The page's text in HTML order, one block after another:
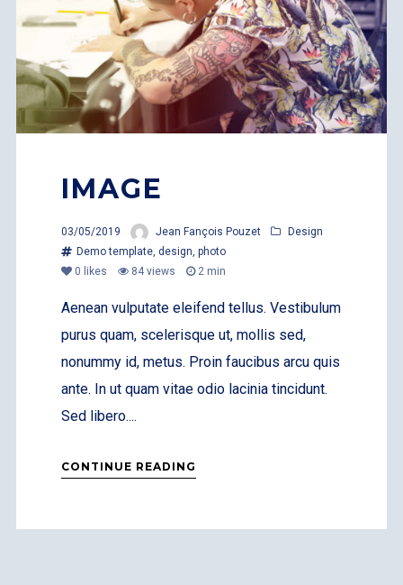
IMAGE
03/05/2019 Jean Fançois Pouzet
Design
Demo template, design, photo
0 likes 84 views 2 min
Aenean vulputate eleifend tellus. Vestibulum
purus quam, scelerisque ut, mollis sed,
nonummy id, metus. Proin faucibus arcu quis
ante. In ut quam vitae odio lacinia tincidunt.
Sed libero....
CONTINUE READING